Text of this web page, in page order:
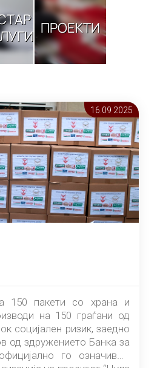
ПРОЕКТИ
16.09 2025
150 пакети со храна и
на 150 граѓани од
социјален ризик, заедно
од здружението Банка за
го означивме